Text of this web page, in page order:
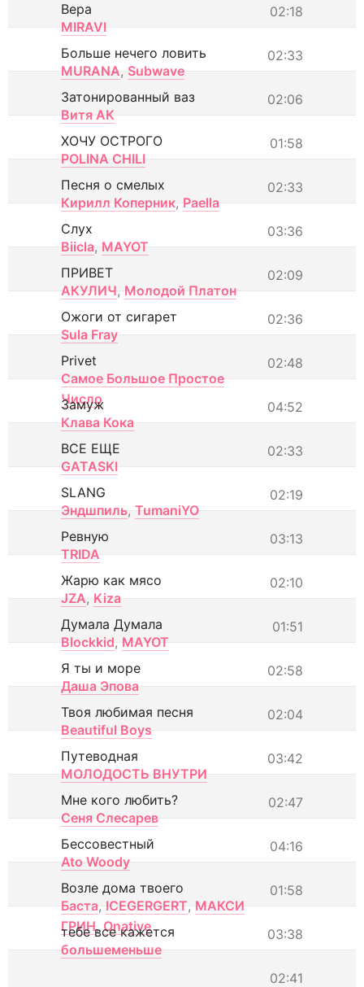
02:18
Вера
MIRAVI
02:33
Больше нечего ловить
MURANA, Subwave
02:06
Затонированный ваз
Витя АК
01:58
ХОЧУ ОСТРОГО
POLINA CHILI
02:33
Песня о смелых
Кирилл Коперник, Paella
03:36
Слух
Biicla, MAYOT
02:09
ПРИВЕТ
АКУЛИЧ, Молодой Платон
02:36
Ожоги от сигарет
Sula Fray
02:48
Privet
Самое Большое Простое
Число
04:52
Замуж
Клава Кока
02:33
ВСЕ ЕЩЕ
GATASKI
02:19
SLANG
Эндшпиль, TumaniYO
03:13
Ревную
TRIDA
02:10
Жарю как мясо
JZA, Kiza
01:51
Думала Думала
Blockkid, MAYOT
02:58
Я ты и море
Даша Эпова
02:04
Твоя любимая песня
Beautiful Boys
03:42
Путеводная
МОЛОДОСТЬ ВНУТРИ
02:47
Мне кого любить?
Сеня Слесарев
04:16
Бессовестный
Ato Woody
01:58
Возле дома твоего
Баста, ICEGERGERT, МАКСИ
ГРИН, Onative 03:38
тебе все кажется
большеменьше
02:41